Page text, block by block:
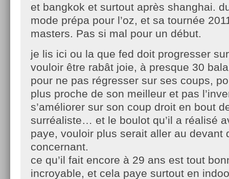
et bangkok et surtout après shanghai.
mode prépa pour l’oz, et sa tournée
masters. Pas si mal pour un début.
je lis ici ou la que fed doit progresser
vouloir être rabât joie, à presque 30
pour ne pas régresser sur ses coups,
plus proche de son meilleur et pas
s’améliorer sur son coup droit en bout
surréaliste… et le boulot qu’il a réalisé
paye, vouloir plus serait aller au devant
concernant.
ce qu’il fait encore à 29 ans est tout
incroyable, et cela paye surtout en